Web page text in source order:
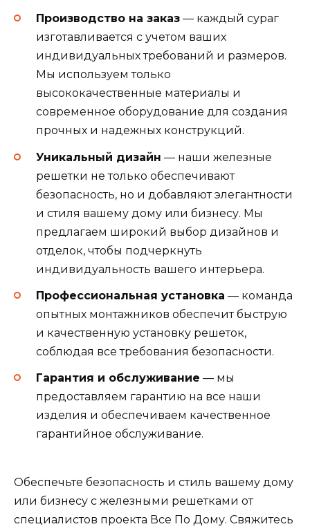
Производство на заказ — каждый сураг
изготавливается с учетом ваших
индивидуальных требований и размеров.
Мы используем только
высококачественные материалы и
современное оборудование для создания
прочных и надежных конструкций.
Уникальный дизайн — наши железные
решетки не только обеспечивают
безопасность, но и добавляют элегантности
и стиля вашему дому или бизнесу. Мы
предлагаем широкий выбор дизайнов и
отделок, чтобы подчеркнуть
индивидуальность вашего интерьера.
Профессиональная установка — команда
опытных монтажников обеспечит быструю
и качественную установку решеток,
соблюдая все требования безопасности.
Гарантия и обслуживание — мы
предоставляем гарантию на все наши
изделия и обеспечиваем качественное
гарантийное обслуживание.
Обеспечьте безопасность и стиль вашему дому
или бизнесу с железными решетками от
специалистов проекта Все По Дому. Свяжитесь